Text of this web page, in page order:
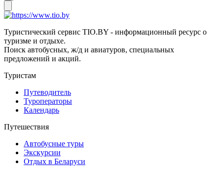
Туристический сервис TIO.BY - информационный ресурс о
туризме и отдыхе.
Поиск автобусных, ж/д и авиатуров, специальных
предложений и акций.
Туристам
Путеводитель
Туроператоры
Календарь
Путешествия
Автобусные туры
Экскурсии
Отдых в Беларуси